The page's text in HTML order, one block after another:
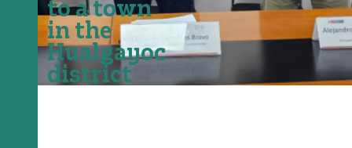
to a town
in the
Hualgayoc
district